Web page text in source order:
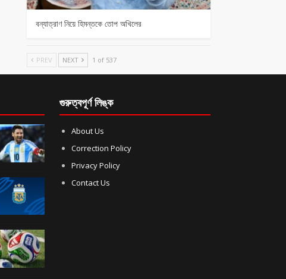
বন্যাত্রাণ নিয়ে হিমন্তকে তোপ অখিলের
PREV NEXT 1 of 537
গুরুত্বপূর্ণ লিঙ্ক
About Us
Correction Policy
Privacy Policy
Contact Us